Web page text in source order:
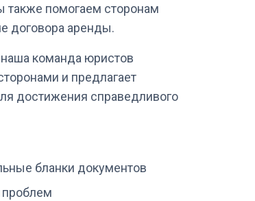
помогаем сторонам
договора аренды.
команда юристов
и предлагает
достижения справедливого
бланки документов